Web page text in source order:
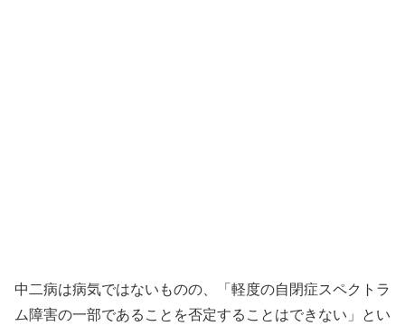
中二病は病気ではないものの、「軽度の自閉症スペクトラ
ム障害の一部であることを否定することはできない」とい